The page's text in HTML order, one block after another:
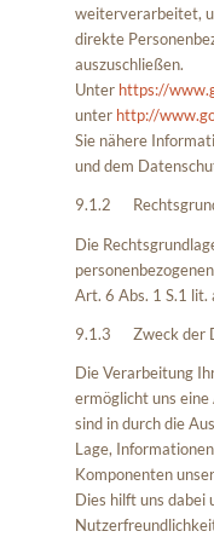
weiterverarbeitet,
direkte
auszuschließen.
Unter https://
unter http://
Sie nähere
und dem
9.1.2
Die
Art. 6 Abs. 1 S.1 lit.
9.1.3 Zweck der
Die Verarbeitung
ermöglicht uns
sind in durch die
Lage,
Komponenten
Dies hilft uns dabei